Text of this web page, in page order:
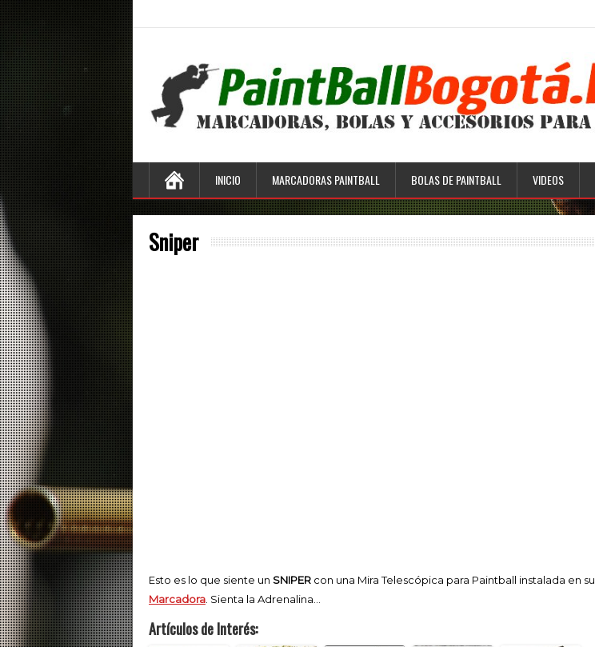
INICIO MARCADORAS PAINTBALL BOLAS DE PAINTBALL VIDEOS
Sniper
Esto es lo que siente un SNIPER con una Mira Telescópica para Paintball instalada en su
Marcadora . Sienta la Adrenalina…
Artículos de Interés: